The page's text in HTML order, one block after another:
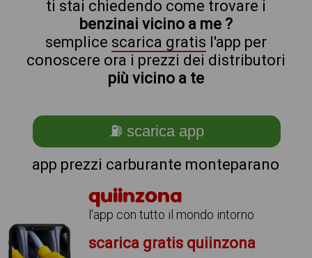
ti stai chiedendo come trovare i
benzinai vicino a me ?
semplice scarica gratis l'app per
conoscere ora i prezzi dei distributori
più vicino a te
⛽ scarica app
app prezzi carburante monteparano
quiinzona
l'app con tutto il mondo intorno
scarica gratis quiinzona